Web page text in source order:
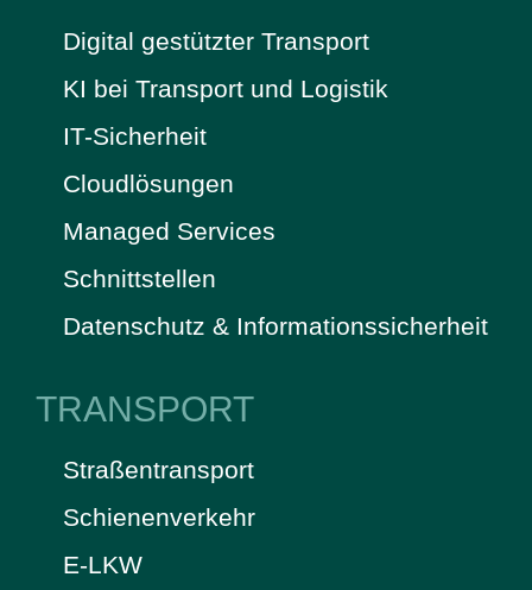
Digital gestützter Transport
KI bei Transport und Logistik
IT-Sicherheit
Cloudlösungen
Managed Services
Schnittstellen
Datenschutz & Informationssicherheit
TRANSPORT
Straßentransport
Schienenverkehr
E-LKW